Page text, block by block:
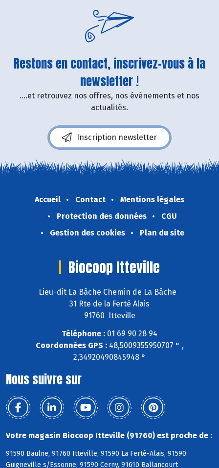
Restons en contact, inscrivez-vous à la
newsletter !
....et retrouvez nos offres, nos événements et nos
actualités.
Inscription newsletter
Accueil Contact
Mentions légales
Protection des données
CGU
Gestion des cookies
Plan du site
Biocoop Itteville
Lieu-dit La Bâche Chemin de La Bâche
31 Rte de la Ferté Alais
91760 Itteville
Téléphone : 01 69 90 28 94
Coordonnées GPS :48,5009355950707 ° ,
2,34920490845948 °
Nous suivre sur
Votre magasin Biocoop Itteville (91760) est proche de :
91590 Baulne, 91760 Itteville, 91590 La Ferté-Alais, 91590
Guigneville s/Essonne, 91590 Cerny, 91610 Ballancourt